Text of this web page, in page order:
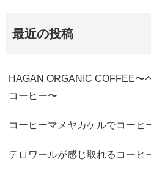
最近の投稿
HAGAN ORGANIC COFFEE〜
コーヒー〜
コーヒーマメヤカケルでコーヒ
テロワールが感じ取れるコーヒ